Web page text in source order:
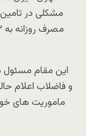
مشکلی در
این مقام مسئول
و فاضلاب اعلام
ماموریت های